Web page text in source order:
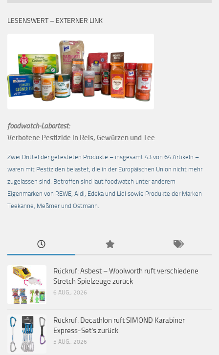
LESENSWERT – EXTERNER LINK
foodwatch-Labortest:
Verbotene Pestizide in Reis, Gewürzen und Tee
Zwei Drittel der getesteten Produkte – insgesamt 43 von 64 Artikeln –
waren mit Pestiziden belastet, die in der Europäischen Union nicht mehr
zugelassen sind. Betroffen sind laut foodwatch unter anderem
Eigenmarken von REWE, Aldi, Edeka und Lidl sowie Produkte der Marken
Teekanne, Meßmer und Ostmann.
Rückruf: Asbest – Woolworth ruft verschiedene
Stretch Spielzeuge zurück
6 AUG., 2026
Rückruf: Decathlon ruft SIMOND Karabiner
Express-Set’s zurück
5 AUG., 2026